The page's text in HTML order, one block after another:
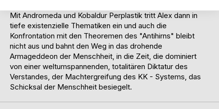
Mit Andromeda und Kobaldur Perplastik tritt Alex dann in
tiefe existenzielle Thematiken ein und auch die
Konfrontation mit den Theoremen des "Antihirns" bleibt
nicht aus und bahnt den Weg in das drohende
Armageddeon der Menschheit, in die Zeit, die dominiert
von einer weltumspannenden, totalitären Diktatur des
Verstandes, der Machtergreifung des KK - Systems, das
Schicksal der Menschheit besiegelt.